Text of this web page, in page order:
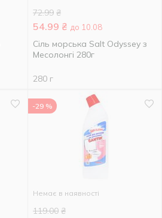
72.99 ₴
54.99 ₴ до 10.08
Сіль морська Salt Odyssey з
Месолонгі 280г
280 г
-29 %
Немає в наявності
119.00 ₴